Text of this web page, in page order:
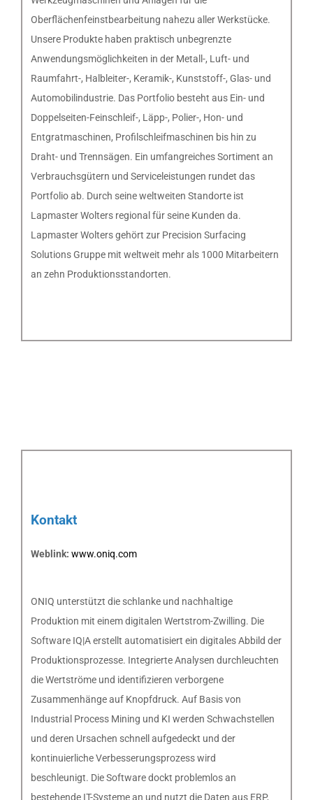
Oberflächenfeinstbearbeitung nahezu aller Werkstücke.
Unsere Produkte haben praktisch unbegrenzte
Anwendungsmöglichkeiten in der Metall-, Luft- und
Raumfahrt-, Halbleiter-, Keramik-, Kunststoff-, Glas- und
Automobilindustrie. Das Portfolio besteht aus Ein- und
Doppelseiten-Feinschleif-, Läpp-, Polier-, Hon- und
Entgratmaschinen, Profilschleifmaschinen bis hin zu
Draht- und Trennsägen. Ein umfangreiches Sortiment an
Verbrauchsgütern und Serviceleistungen rundet das
Portfolio ab. Durch seine weltweiten Standorte ist
Lapmaster Wolters regional für seine Kunden da.
Lapmaster Wolters gehört zur Precision Surfacing
Solutions Gruppe mit weltweit mehr als 1000 Mitarbeitern
an zehn Produktionsstandorten.
Kontakt
Weblink: www.oniq.com
ONIQ unterstützt die schlanke und nachhaltige
Produktion mit einem digitalen Wertstrom-Zwilling. Die
Software IQ|A erstellt automatisiert ein digitales Abbild der
Produktionsprozesse. Integrierte Analysen durchleuchten
die Wertströme und identifizieren verborgene
Zusammenhänge auf Knopfdruck. Auf Basis von
Industrial Process Mining und KI werden Schwachstellen
und deren Ursachen schnell aufgedeckt und der
kontinuierliche Verbesserungsprozess wird
beschleunigt. Die Software dockt problemlos an
bestehende IT-Systeme an und nutzt die Daten aus ERP,